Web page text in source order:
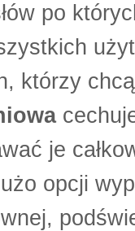
po
którzy
je
opcji